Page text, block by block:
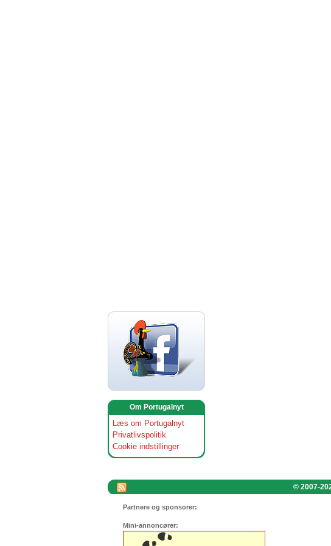
Om Portugalnyt
Læs om Portugalnyt
Privatlivspolitik
Cookie indstillinger
© 2007-
Partnere og sponsorer:
Mini-annoncører: